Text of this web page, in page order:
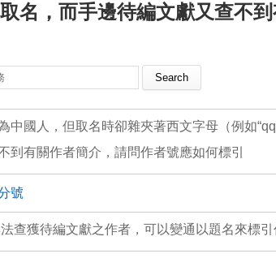
名，而手邊待編文獻又查不
中國人，但取名時卻雜夾著西文字母（例如
到有關作者簡介，請問作者號應如何標引
號
查獲待編文獻之作者，可以變通以題名來標引